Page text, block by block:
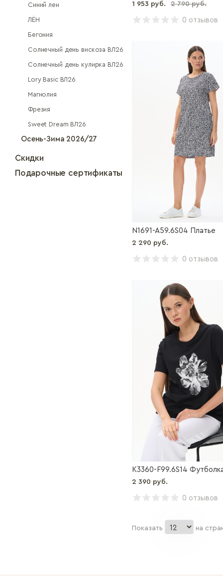
Синий лен
ЛЁН
Бегония
Солнечный день вискоза ВЛ26
Солнечный день кулирка ВЛ26
Lory Basic ВЛ26
Магнолия
Фрезия
Sweet Dream ВЛ26
Осень-Зима 2026/27
Скидки
Подарочные сертификаты
1 953 руб. 2 790 руб.
0 отзывов
N1691-A59.6S04 Платье
2 290 руб.
0 отзывов
K3360-F99.6S14
2 390 руб.
0 отзывов
Показать на